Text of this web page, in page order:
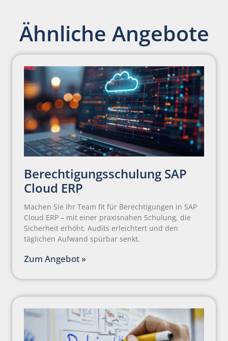
Ähnliche Angebote
Berechtigungsschulung SAP
Cloud ERP
Machen Sie Ihr Team fit für Berechtigungen in SAP
Cloud ERP – mit einer praxisnahen Schulung, die
Sicherheit erhöht, Audits erleichtert und den
täglichen Aufwand spürbar senkt.
Zum Angebot »